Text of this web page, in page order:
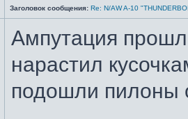
Заголовок сообщения: Re: N/AW A-10
Ампутация
нарастил
подошли пилоны